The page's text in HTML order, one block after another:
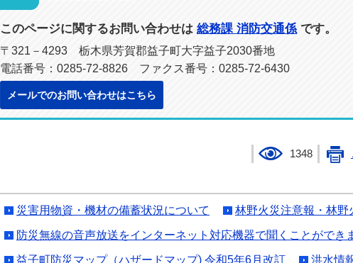
このページに関するお問い合わせは 総務課 消防交通係 です。
〒321－4293 栃木県芳賀郡益子町大字益子2030番地
電話番号：0285-72-8826 ファクス番号：0285-72-6430
メールでのお問い合わせはこちら
1348
災害用物資・機材の備蓄状況について 林野火災注意報・林野
防災無線の音声放送をインターネット対応機器で聞くことができ
益子町防災マップ（ハザードマップ) 令和5年6月改訂 洪水情